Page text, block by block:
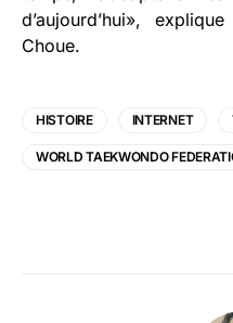
d’aujourd’hui»,
Choue.
HISTOIRE INTERNET
WORLD TAEKWONDO